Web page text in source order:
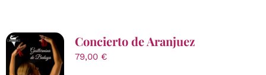
Concierto de Aranjuez
79,00 €